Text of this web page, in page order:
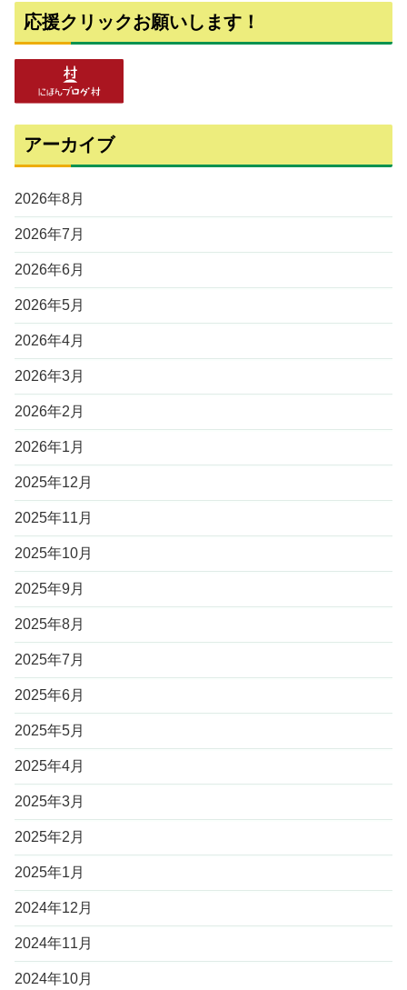
応援クリックお願いします！
アーカイブ
2026年8月
2026年7月
2026年6月
2026年5月
2026年4月
2026年3月
2026年2月
2026年1月
2025年12月
2025年11月
2025年10月
2025年9月
2025年8月
2025年7月
2025年6月
2025年5月
2025年4月
2025年3月
2025年2月
2025年1月
2024年12月
2024年11月
2024年10月